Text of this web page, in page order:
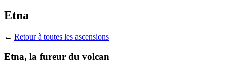
Etna
← Retour à toutes les ascensions
Etna, la fureur du volcan